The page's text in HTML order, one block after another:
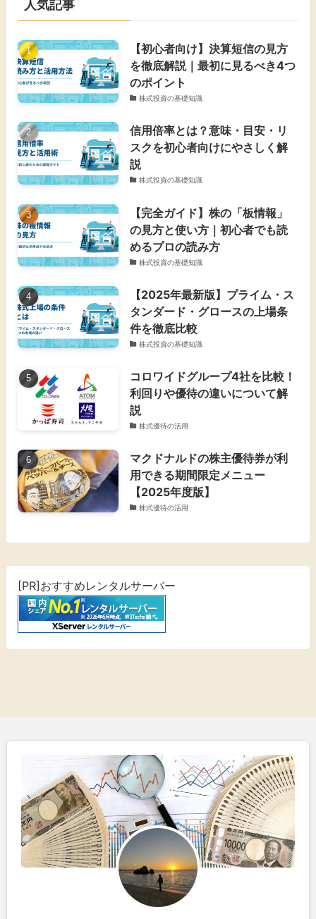
人気記事
【初心者向け】決算短信の見方
を徹底解説｜最初に見るべき4つ
のポイント
株式投資の基礎知識
信用倍率とは？意味・目安・リ
スクを初心者向けにやさしく解
説
株式投資の基礎知識
【完全ガイド】株の「板情報」
の見方と使い方｜初心者でも読
めるプロの読み方
株式投資の基礎知識
【2025年最新版】プライム・ス
タンダード・グロースの上場条
件を徹底比較
株式投資の基礎知識
コロワイドグループ4社を比較！
利回りや優待の違いについて解
説
株式優待の活用
マクドナルドの株主優待券が利
用できる期間限定メニュー
【2025年度版】
株式優待の活用
[PR]おすすめレンタルサーバー